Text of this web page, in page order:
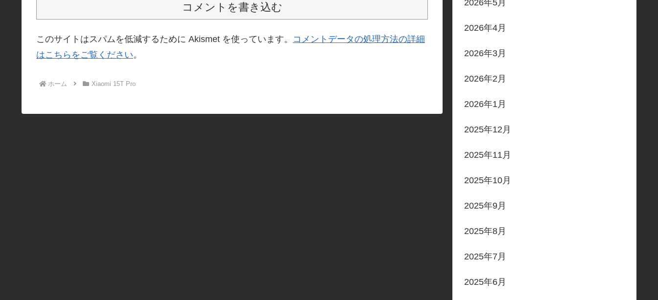
コメントを書き込む
このサイトはスパムを低減するために Akismet を使っています。 コメントデータの処理方法の詳細
はこちらをご覧ください。
ホーム Xiaomi 15T Pro
2026年5月
2026年4月
2026年3月
2026年2月
2026年1月
2025年12月
2025年11月
2025年10月
2025年9月
2025年8月
2025年7月
2025年6月